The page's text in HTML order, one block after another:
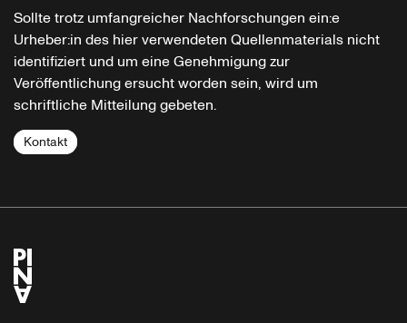
Sollte trotz umfangreicher Nachforschungen ein:e
Urheber:in des hier verwendeten Quellenmaterials nicht
identifiziert und um eine Genehmigung zur
Veröffentlichung ersucht worden sein, wird um
schriftliche Mitteilung gebeten.
Kontakt